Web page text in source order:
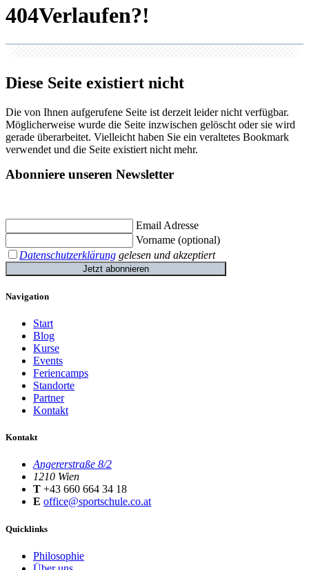
404
Diese Seite existiert nicht
Die von Ihnen aufgerufene Seite ist derzeit leider nicht verfügbar.
Möglicherweise wurde die Seite inzwischen gelöscht oder sie wird
gerade überarbeitet. Vielleicht haben Sie ein veraltetes Bookmark
verwendet und die Seite existiert nicht mehr.
Abonniere unseren Newsletter
Email Adresse
Vorname (optional)
Datenschutzerklärung gelesen und akzeptiert
Jetzt abonnieren
Navigation
Start
Blog
Kurse
Events
Feriencamps
Standorte
Partner
Kontakt
Kontakt
Angererstraße 8/2
1210 Wien
T +43 660 664 34 18
E office@sportschule.co.at
Quicklinks
Philosophie